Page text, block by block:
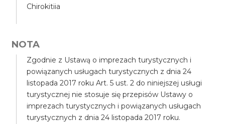
Chirokitiia
NOTA
Zgodnie z Ustawą o imprezach turystycznych i
powiązanych usługach turystycznych z dnia 24
listopada 2017 roku Art. 5 ust. 2 do niniejszej usługi
turystycznej nie stosuje się przepisów Ustawy o
imprezach turystycznych i powiązanych usługach
turystycznych z dnia 24 listopada 2017 roku.